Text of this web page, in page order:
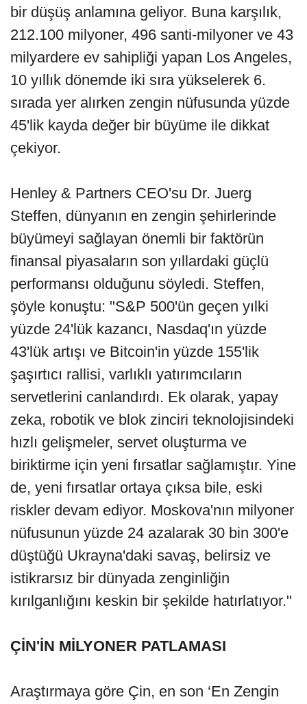
bir düşüş anlamına geliyor. Buna karşılık,
212.100 milyoner, 496 santi-milyoner ve 43
milyardere ev sahipliği yapan Los Angeles,
10 yıllık dönemde iki sıra yükselerek 6.
sırada yer alırken zengin nüfusunda yüzde
45'lik kayda değer bir büyüme ile dikkat
çekiyor.
Henley & Partners CEO'su Dr. Juerg
Steffen, dünyanın en zengin şehirlerinde
büyümeyi sağlayan önemli bir faktörün
finansal piyasaların son yıllardaki güçlü
performansı olduğunu söyledi. Steffen,
şöyle konuştu: "S&P 500'ün geçen yılki
yüzde 24'lük kazancı, Nasdaq'ın yüzde
43'lük artışı ve Bitcoin'in yüzde 155'lik
şaşırtıcı rallisi, varlıklı yatırımcıların
servetlerini canlandırdı. Ek olarak, yapay
zeka, robotik ve blok zinciri teknolojisindeki
hızlı gelişmeler, servet oluşturma ve
biriktirme için yeni fırsatlar sağlamıştır. Yine
de, yeni fırsatlar ortaya çıksa bile, eski
riskler devam ediyor. Moskova'nın milyoner
nüfusunun yüzde 24 azalarak 30 bin 300'e
düştüğü Ukrayna'daki savaş, belirsiz ve
istikrarsız bir dünyada zenginliğin
kırılganlığını keskin bir şekilde hatırlatıyor."
ÇİN'İN MİLYONER PATLAMASI
Araştırmaya göre Çin, en son ‘En Zengin